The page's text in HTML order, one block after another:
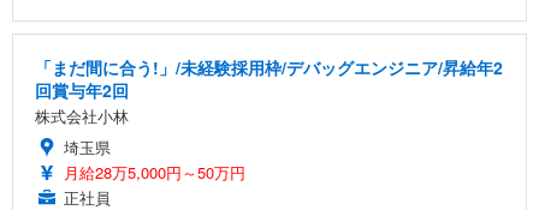
「まだ間に合う!」/未経験採用枠/デバッグエンジニア/昇給年2
回賞与年2回
株式会社小林
埼玉県
月給28万5,000円～50万円
正社員